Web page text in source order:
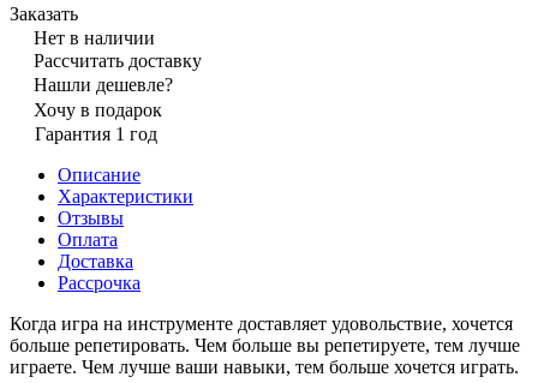
Заказать
Нет в наличии
Рассчитать доставку
Нашли дешевле?
Хочу в подарок
Гарантия 1 год
Описание
Характеристики
Отзывы
Оплата
Доставка
Рассрочка
Когда игра на инструменте доставляет удовольствие, хочется
больше репетировать. Чем больше вы репетируете, тем лучше
играете. Чем лучше ваши навыки, тем больше хочется играть.